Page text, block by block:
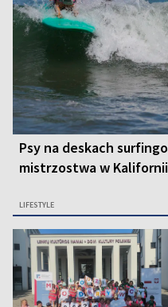
Psy na deskach
mistrzostwa w Kalifornii
LIFESTYLE